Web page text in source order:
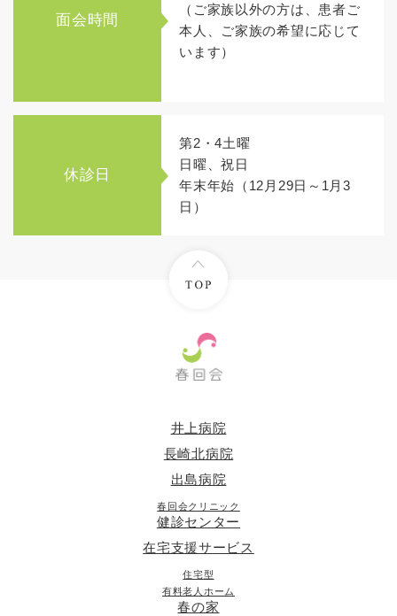
面会時間
（ご家族以外の方は、患者ご
本人、ご家族の希望に応じて
います）
休診日
第2・4土曜
日曜、祝日
年末年始（12月29日～1月3
日）
井上病院
長崎北病院
出島病院
春回会クリニック
健診センター
在宅支援サービス
住宅型
有料老人ホーム
春の家